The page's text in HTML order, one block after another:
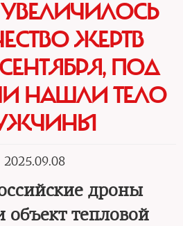
УВЕЛИЧИЛОСЬ
ЖЕРТВ
ПОД
НАШЛИ ТЕЛО
2025.09.08
дроны
объект тепловой